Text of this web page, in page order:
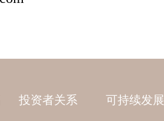
投资者关系 可持续发展